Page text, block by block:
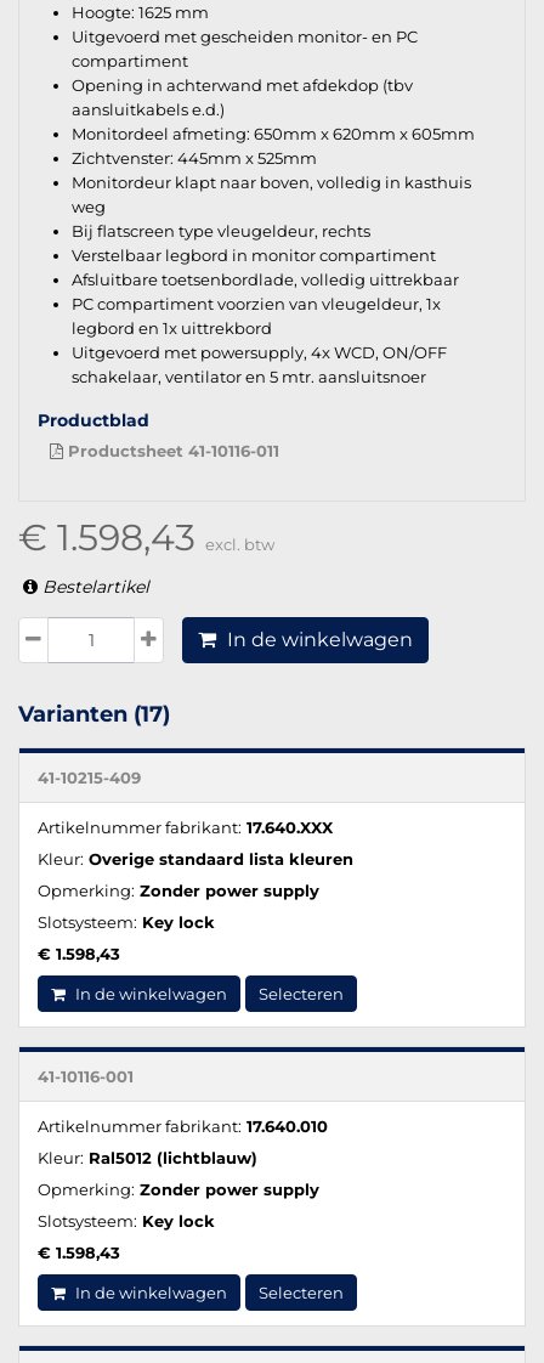
Hoogte: 1625 mm
Uitgevoerd met gescheiden monitor- en PC
compartiment
Opening in achterwand met afdekdop (tbv
aansluitkabels e.d.)
Monitordeel afmeting: 650mm x 620mm x 605mm
Zichtvenster: 445mm x 525mm
Monitordeur klapt naar boven, volledig in kasthuis
weg
Bij flatscreen type vleugeldeur, rechts
Verstelbaar legbord in monitor compartiment
Afsluitbare toetsenbordlade, volledig uittrekbaar
PC compartiment voorzien van vleugeldeur, 1x
legbord en 1x uittrekbord
Uitgevoerd met powersupply, 4x WCD, ON/OFF
schakelaar, ventilator en 5 mtr. aansluitsnoer
Productblad
Productsheet 41-10116-011
€ 1.598,43 excl. btw
Bestelartikel
In de winkelwagen
Varianten (17)
41-10215-409
Artikelnummer fabrikant: 17.640.XXX
Kleur: Overige standaard lista kleuren
Opmerking: Zonder power supply
Slotsysteem: Key lock
€ 1.598,43
In de winkelwagen Selecteren
41-10116-001
Artikelnummer fabrikant: 17.640.010
Kleur: Ral5012 (lichtblauw)
Opmerking: Zonder power supply
Slotsysteem: Key lock
€ 1.598,43
In de winkelwagen Selecteren